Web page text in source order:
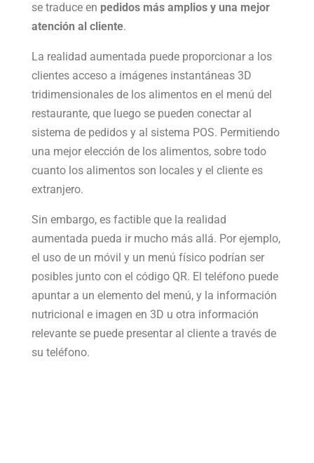
se traduce en pedidos más amplios y una mejor
atención al cliente.
La realidad aumentada puede proporcionar a los
clientes acceso a imágenes instantáneas 3D
tridimensionales de los alimentos en el menú del
restaurante, que luego se pueden conectar al
sistema de pedidos y al sistema POS. Permitiendo
una mejor elección de los alimentos, sobre todo
cuanto los alimentos son locales y el cliente es
extranjero.
Sin embargo, es factible que la realidad
aumentada pueda ir mucho más allá. Por ejemplo,
el uso de un móvil y un menú físico podrían ser
posibles junto con el código QR. El teléfono puede
apuntar a un elemento del menú, y la información
nutricional e imagen en 3D u otra información
relevante se puede presentar al cliente a través de
su teléfono.